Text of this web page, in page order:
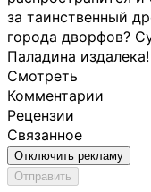
за таинственный
города дворфов?
Паладина издалека!
Смотреть
Комментарии
Рецензии
Связанное
Отключить рекламу
Отправить